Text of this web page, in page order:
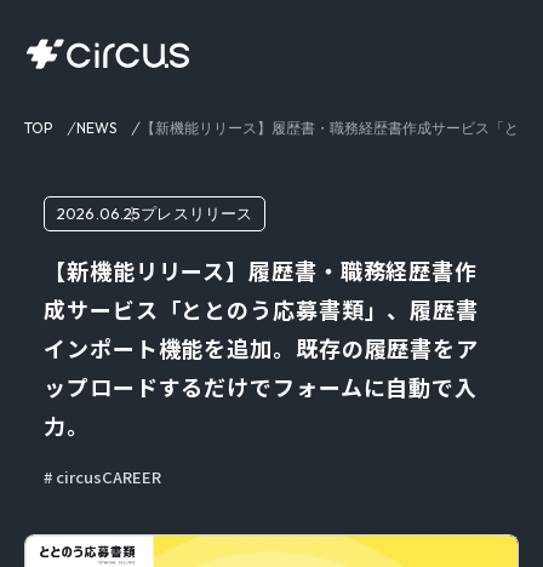
TOP NEWS 【新機能リリース】履歴書・職務経歴書作成サービス「と
2026.06.25プレスリリース
【新機能リリース】履歴書・職務経歴書作
成サービス「ととのう応募書類」、履歴書
インポート機能を追加。既存の履歴書をア
ップロードするだけでフォームに自動で入
力。
circusCAREER